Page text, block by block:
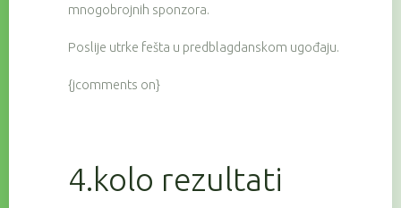
mnogobrojnih sponzora.
Poslije utrke fešta u predblagdanskom ugođaju.
{jcomments on}
4.kolo rezultati